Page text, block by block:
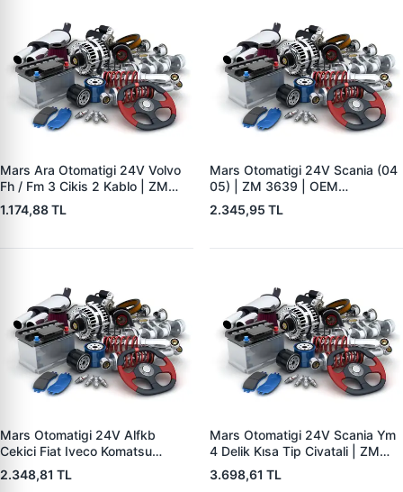
Mars Ara Otomatigi 24V Volvo
Fh / Fm 3 Cikis 2 Kablo | ZM
8408 | OEM 20572417
1.174,88 TL
Mars Otomatigi 24V Scania (04
05) | ZM 3639 | OEM
2339402220
2.345,95 TL
Mars Otomatigi 24V Alfkb
Cekici Fiat Iveco Komatsu
Scania Volvo VW | ZM 0902 |
OEM 210995
2.348,81 TL
Mars Otomatigi 24V Scania Ym
4 Delik Kısa Tip Civatali | ZM
0833 | OEM 0011526310
1405979
3.698,61 TL